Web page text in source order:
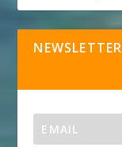
NEWSLETTER